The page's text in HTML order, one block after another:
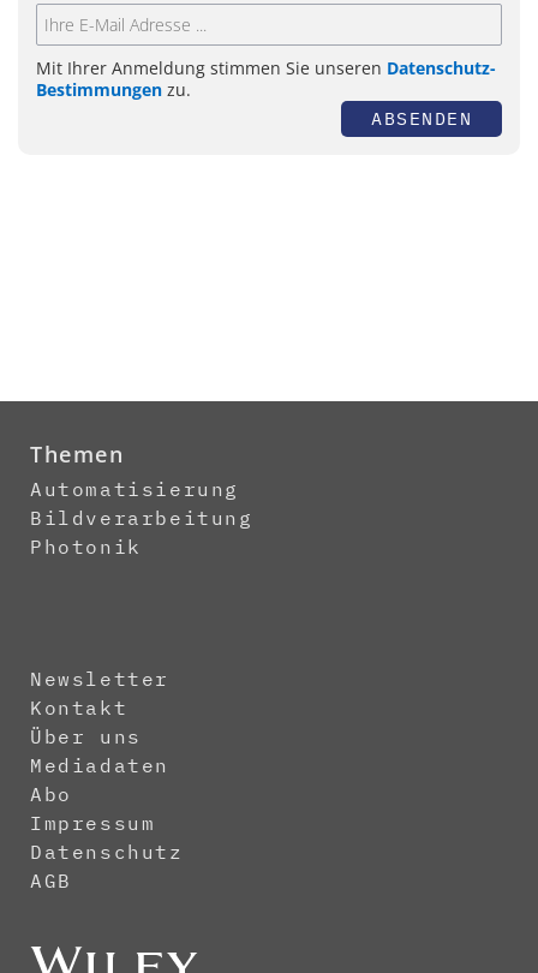
Mit Ihrer Anmeldung stimmen Sie unseren Datenschutz-
Bestimmungen zu.
ABSENDEN
Themen
Automatisierung
Bildverarbeitung
Photonik
Newsletter
Kontakt
Über uns
Mediadaten
Abo
Impressum
Datenschutz
AGB